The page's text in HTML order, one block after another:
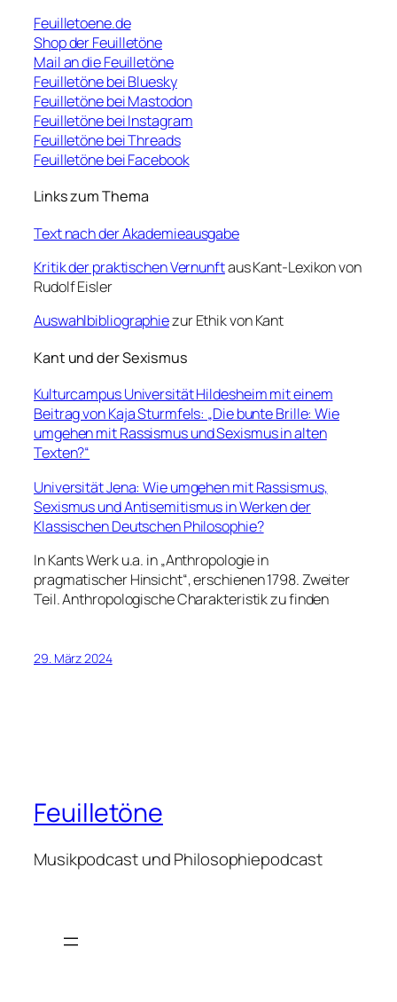
Feuilletoene.de
Shop der Feuilletöne
Mail an die Feuilletöne
Feuilletöne bei Bluesky
Feuilletöne bei Mastodon
Feuilletöne bei Instagram
Feuilletöne bei Threads
Feuilletöne bei Facebook
Links zum Thema
Text nach der Akademieausgabe
Kritik der praktischen Vernunftaus Kant-Lexikon von
Rudolf Eisler
Auswahlbibliographiezur Ethik von Kant
Kant und der Sexismus
Kulturcampus Universität Hildesheim mit einem
Beitrag von Kaja Sturmfels: „Die bunte Brille: Wie
umgehen mit Rassismus und Sexismus in alten
Texten?“
Universität Jena: Wie umgehen mit Rassismus,
Sexismus und Antisemitismus in Werken der
Klassischen Deutschen Philosophie?
In Kants Werk u.a. in „Anthropologie in
pragmatischer Hinsicht“, erschienen 1798. Zweiter
Teil. Anthropologische Charakteristik zu finden
29. März 2024
Feuilletöne
Musikpodcast und Philosophiepodcast